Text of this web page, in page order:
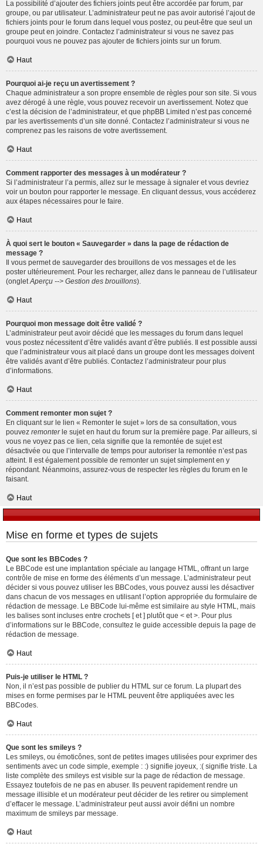
La possibilité d’ajouter des fichiers joints peut être accordée par forum, par
groupe, ou par utilisateur. L’administrateur peut ne pas avoir autorisé l’ajout de
fichiers joints pour le forum dans lequel vous postez, ou peut-être que seul un
groupe peut en joindre. Contactez l’administrateur si vous ne savez pas
pourquoi vous ne pouvez pas ajouter de fichiers joints sur un forum.
Haut
Pourquoi ai-je reçu un avertissement ?
Chaque administrateur a son propre ensemble de règles pour son site. Si vous
avez dérogé à une règle, vous pouvez recevoir un avertissement. Notez que
c’est la décision de l’administrateur, et que phpBB Limited n’est pas concerné
par les avertissements d’un site donné. Contactez l’administrateur si vous ne
comprenez pas les raisons de votre avertissement.
Haut
Comment rapporter des messages à un modérateur ?
Si l’administrateur l’a permis, allez sur le message à signaler et vous devriez
voir un bouton pour rapporter le message. En cliquant dessus, vous accéderez
aux étapes nécessaires pour le faire.
Haut
À quoi sert le bouton « Sauvegarder » dans la page de rédaction de
message ?
Il vous permet de sauvegarder des brouillons de vos messages et de les
poster ultérieurement. Pour les recharger, allez dans le panneau de l’utilisateur
(onglet Aperçu --> Gestion des brouillons).
Haut
Pourquoi mon message doit être validé ?
L’administrateur peut avoir décidé que les messages du forum dans lequel
vous postez nécessitent d’être validés avant d’être publiés. Il est possible aussi
que l’administrateur vous ait placé dans un groupe dont les messages doivent
être validés avant d’être publiés. Contactez l’administrateur pour plus
d’informations.
Haut
Comment remonter mon sujet ?
En cliquant sur le lien « Remonter le sujet » lors de sa consultation, vous
pouvez remonterle sujet en haut du forum sur la première page. Par ailleurs, si
vous ne voyez pas ce lien, cela signifie que la remontée de sujet est
désactivée ou que l’intervalle de temps pour autoriser la remontée n’est pas
atteint. Il est également possible de remonter un sujet simplement en y
répondant. Néanmoins, assurez-vous de respecter les règles du forum en le
faisant.
Haut
Mise en forme et types de sujets
Que sont les BBCodes ?
Le BBCode est une implantation spéciale au langage HTML, offrant un large
contrôle de mise en forme des éléments d’un message. L’administrateur peut
décider si vous pouvez utiliser les BBCodes, vous pouvez aussi les désactiver
dans chacun de vos messages en utilisant l’option appropriée du formulaire de
rédaction de message. Le BBCode lui-même est similaire au style HTML, mais
les balises sont incluses entre crochets [ et ] plutôt que < et >. Pour plus
d’informations sur le BBCode, consultez le guide accessible depuis la page de
rédaction de message.
Haut
Puis-je utiliser le HTML ?
Non, il n’est pas possible de publier du HTML sur ce forum. La plupart des
mises en forme permises par le HTML peuvent être appliquées avec les
BBCodes.
Haut
Que sont les smileys ?
Les smileys, ou émoticônes, sont de petites images utilisées pour exprimer des
sentiments avec un code simple, exemple : :) signifie joyeux, :( signifie triste. La
liste complète des smileys est visible sur la page de rédaction de message.
Essayez toutefois de ne pas en abuser. Ils peuvent rapidement rendre un
message illisible et un modérateur peut décider de les retirer ou simplement
d’effacer le message. L’administrateur peut aussi avoir défini un nombre
maximum de smileys par message.
Haut